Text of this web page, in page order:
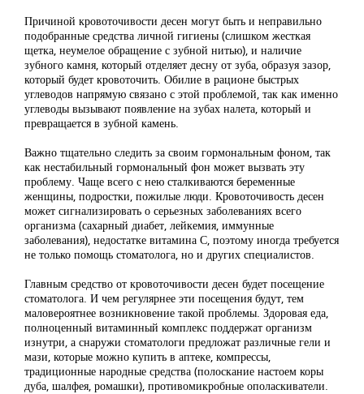
Причиной кровоточивости десен могут быть и неправильно
подобранные средства личной гигиены (слишком жесткая
щетка, неумелое обращение с зубной нитью), и наличие
зубного камня, который отделяет десну от зуба, образуя зазор,
который будет кровоточить. Обилие в рационе быстрых
углеводов напрямую связано с этой проблемой, так как именно
углеводы вызывают появление на зубах налета, который и
превращается в зубной камень.
Важно тщательно следить за своим гормональным фоном, так
как нестабильный гормональный фон может вызвать эту
проблему. Чаще всего с нею сталкиваются беременные
женщины, подростки, пожилые люди. Кровоточивость десен
может сигнализировать о серьезных заболеваниях всего
организма (сахарный диабет, лейкемия, иммунные
заболевания), недостатке витамина С, поэтому иногда требуется
не только помощь стоматолога, но и других специалистов.
Главным средство от кровоточивости десен будет посещение
стоматолога. И чем регулярнее эти посещения будут, тем
маловероятнее возникновение такой проблемы. Здоровая еда,
полноценный витаминный комплекс поддержат организм
изнутри, а снаружи стоматологи предложат различные гели и
мази, которые можно купить в аптеке, компрессы,
традиционные народные средства (полоскание настоем коры
дуба, шалфея, ромашки), противомикробные ополаскиватели.